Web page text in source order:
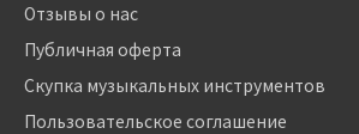
Отзывы о нас
Публичная оферта
Скупка музыкальных инструментов
Пользовательское соглашение